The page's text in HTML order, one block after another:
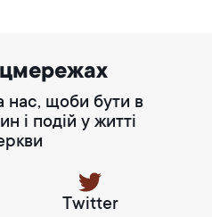
нас, щоби бути в
і подій у житті
Twitter